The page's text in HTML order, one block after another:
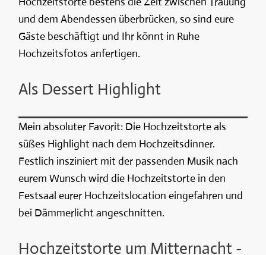
und dem Abendessen überbrücken, so sind eure
Gäste beschäftigt und Ihr könnt in Ruhe
Hochzeitsfotos anfertigen.
Als Dessert Highlight
Mein absoluter Favorit: Die Hochzeitstorte als
süßes Highlight nach dem Hochzeitsdinner.
Festlich insziniert mit der passenden Musik nach
eurem Wunsch wird die Hochzeitstorte in den
Festsaal eurer Hochzeitslocation eingefahren und
bei Dämmerlicht angeschnitten.
Hochzeitstorte um Mitternacht -